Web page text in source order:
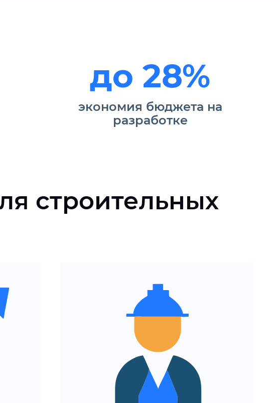
до 28%
экономия бюджета на
разработке
строительных
и
и
Понятная навигация
для доступа к нужным
разделам
Быстрая загрузка страниц
и адаптация под
мобильные устройства
Просмотр планировок, цен
и документации онлайн
Простая форма обратной